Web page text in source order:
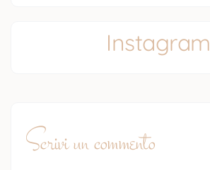
Instagram
Scrivi un commento